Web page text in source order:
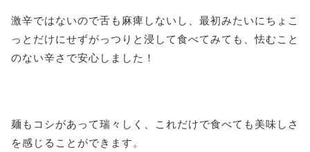
激辛ではないので舌も麻痺しないし、最初みたいにちょこ
っとだけにせずがっつりと浸して食べてみても、怯むこと
のない辛さで安心しました！
麺もコシがあって瑞々しく、これだけで食べても美味しさ
を感じることができます。